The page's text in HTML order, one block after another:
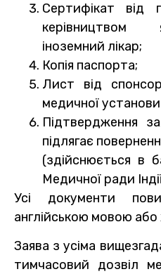
Сертифікат від
керівництвом
іноземний лікар;
Копія паспорта;
Лист від
медичної установи
Підтвердження
підлягає
(здійснюється в
Медичної ради
Усі документи
англійською мовою або
Заява з усіма
тимчасовий дозвіл